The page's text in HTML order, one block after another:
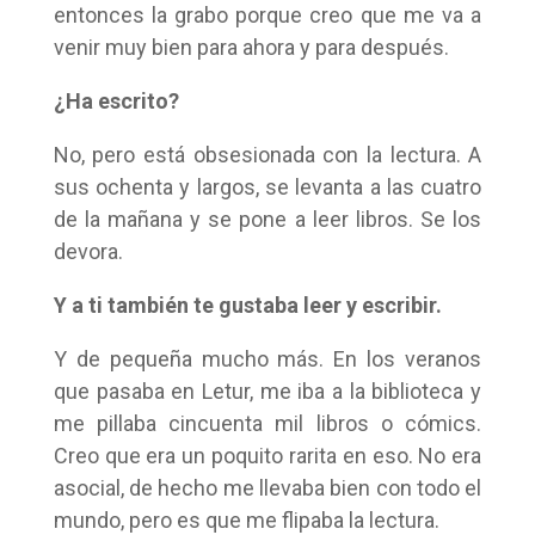
entonces la grabo porque creo que me va a
venir muy bien para ahora y para después.
¿Ha escrito?
No, pero está obsesionada con la lectura. A
sus ochenta y largos, se levanta a las cuatro
de la mañana y se pone a leer libros. Se los
devora.
Y a ti también te gustaba leer y escribir.
Y de pequeña mucho más. En los veranos
que pasaba en Letur, me iba a la biblioteca y
me pillaba cincuenta mil libros o cómics.
Creo que era un poquito rarita en eso. No era
asocial, de hecho me llevaba bien con todo el
mundo, pero es que me flipaba la lectura.